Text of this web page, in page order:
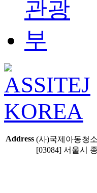
Address (사)국제아동청
[03084] 서울시